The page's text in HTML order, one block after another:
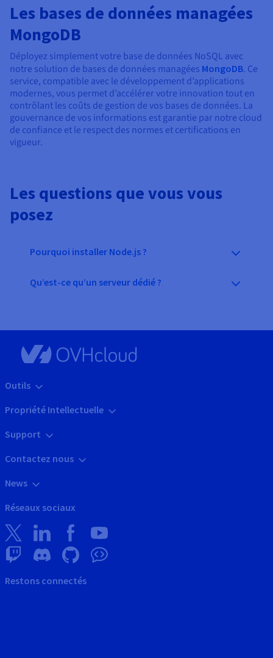
Les bases de données managées
MongoDB
Déployez simplement votre base de données NoSQL avec
notre solution de bases de données managées MongoDB. Ce
service, compatible avec le développement d’applications
modernes, vous permet d’accélérer votre innovation tout en
contrôlant les coûts de gestion de vos bases de données. La
gouvernance de vos informations est garantie par notre cloud
de confiance et le respect des normes et certifications en
vigueur.
Les questions que vous vous
posez
Pourquoi installer Node.js ?
Qu’est-ce qu’un serveur dédié ?
Outils
Propriété Intellectuelle
Support
Contactez nous
News
Réseaux sociaux
Restons connectés